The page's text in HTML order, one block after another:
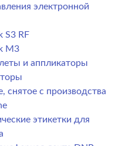
электронной
S3 RF
M3
и аппликаторы
снятое с производства
этикетки для